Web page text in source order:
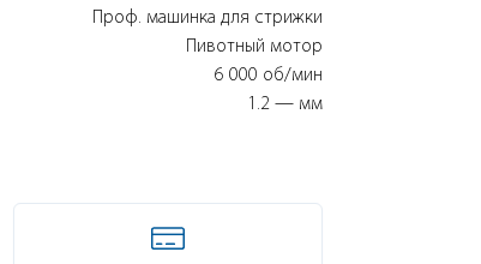
Проф. машинка для стрижки
Пивотный мотор
6 000 об/мин
1.2 — мм